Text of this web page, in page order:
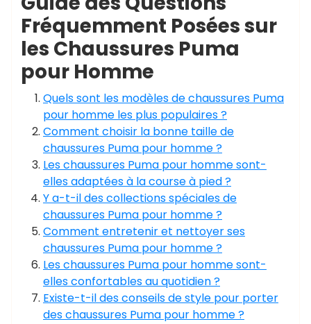
Fréquemment Posées sur
les Chaussures Puma
pour Homme
Quels sont les modèles de chaussures Puma
pour homme les plus populaires ?
Comment choisir la bonne taille de
chaussures Puma pour homme ?
Les chaussures Puma pour homme sont-
elles adaptées à la course à pied ?
Y a-t-il des collections spéciales de
chaussures Puma pour homme ?
Comment entretenir et nettoyer ses
chaussures Puma pour homme ?
Les chaussures Puma pour homme sont-
elles confortables au quotidien ?
Existe-t-il des conseils de style pour porter
des chaussures Puma pour homme ?